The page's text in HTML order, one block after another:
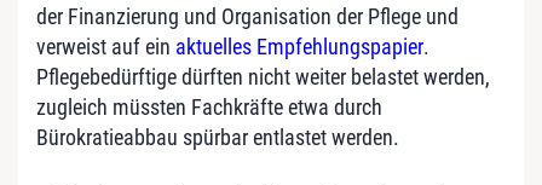
der Finanzierung und Organisation der Pflege und
verweist auf ein aktuelles Empfehlungspapier.
Pflegebedürftige dürften nicht weiter belastet werden,
zugleich müssten Fachkräfte etwa durch
Bürokratieabbau spürbar entlastet werden.